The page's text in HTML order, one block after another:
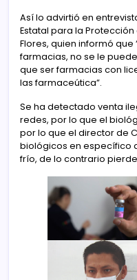
Así lo advirtió en
Estatal para la
Flores, quien informó
farmacias, no se le
que ser farmacias con
las farmaceútica”.
Se ha detectado venta
redes, por lo que el
por lo que el director de
biológicos en específico
frío, de lo contrario